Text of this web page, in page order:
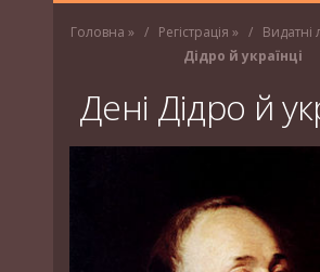
Головна » Регістрація » Видатні
Дідро й українці
Дені Дідро й